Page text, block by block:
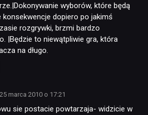
wyborów, które będą
konsekwencje dopiero po jakimś
rozgrywki, brzmi bardzo
|Będzie to niewątpliwie gra, która
na długo.
25 marca 2010 o 17:21
sie postacie powtarzaja- widzicie w